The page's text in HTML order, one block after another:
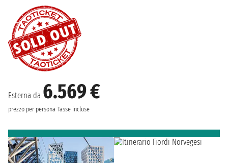
Esterna da 6.569 €
prezzo per persona Tasse incluse